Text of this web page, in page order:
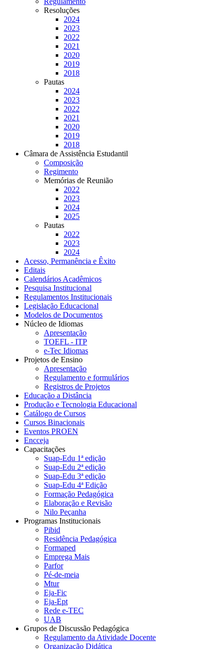
Resoluções
2024
2023
2022
2021
2020
2019
2018
Pautas
2024
2023
2022
2021
2020
2019
2018
Câmara de Assistência Estudantil
Composição
Regimento
Memórias de Reunião
2022
2023
2024
2025
Pautas
2022
2023
2024
Acesso, Permanência e Êxito
Editais
Calendários Acadêmicos
Pesquisa Institucional
Regulamentos Institucionais
Legislação Educacional
Modelos de Documentos
Núcleo de Idiomas
Apresentação
TOEFL - ITP
e-Tec Idiomas
Projetos de Ensino
Apresentação
Regulamento e formulários
Registros de Projetos
Educação a Distância
Produção e Tecnologia Educacional
Catálogo de Cursos
Cursos Binacionais
Eventos PROEN
Encceja
Capacitações
Suap-Edu 1ª edição
Suap-Edu 2ª edição
Suap-Edu 3ª edição
Suap-Edu 4ª Edição
Formação Pedagógica
Elaboração e Revisão
Nilo Peçanha
Programas Institucionais
Pibid
Residência Pedagógica
Formaped
Emprega Mais
Parfor
Pé-de-meia
Mtur
Eja-Fic
Eja-Ept
Rede e-TEC
UAB
Grupos de Discussão Pedagógica
Regulamento da Atividade Docente
Organização Didática